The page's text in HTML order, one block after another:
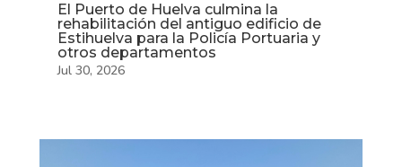
El Puerto de Huelva culmina la
rehabilitación del antiguo edificio de
Estihuelva para la Policía Portuaria y
otros departamentos
Jul 30, 2026